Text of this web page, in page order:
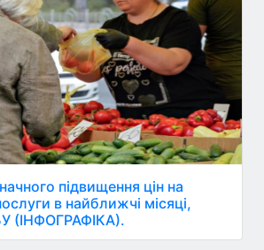
підвищення цін на
в найближчі місяці,
(ІНФОГРАФІКА).